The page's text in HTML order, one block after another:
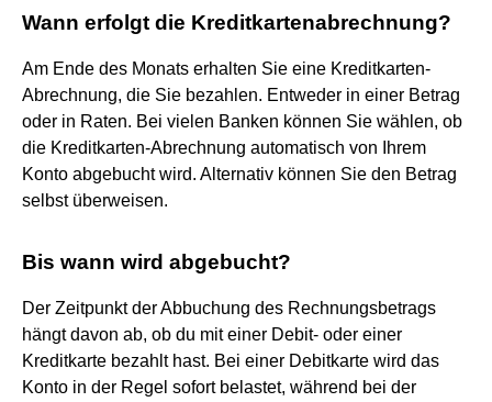
Wann erfolgt die Kreditkartenabrechnung?
Am Ende des Monats erhalten Sie eine Kreditkarten-
Abrechnung, die Sie bezahlen. Entweder in einer Betrag
oder in Raten. Bei vielen Banken können Sie wählen, ob
die Kreditkarten-Abrechnung automatisch von Ihrem
Konto abgebucht wird. Alternativ können Sie den Betrag
selbst überweisen.
Bis wann wird abgebucht?
Der Zeitpunkt der Abbuchung des Rechnungsbetrags
hängt davon ab, ob du mit einer Debit- oder einer
Kreditkarte bezahlt hast. Bei einer Debitkarte wird das
Konto in der Regel sofort belastet, während bei der